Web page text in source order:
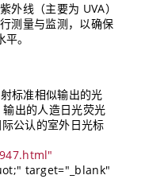
外线（主要为 UVA）
测量与监测，以确保
。
标准相似输出的光
出的人造日光荧光
公认的室外日光标
target="_blank"